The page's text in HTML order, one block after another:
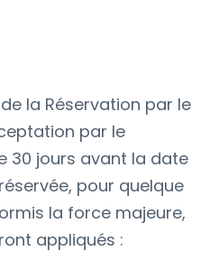
la Réservation par le
par le
30 jours avant la date
pour quelque
la force majeure,
appliqués :